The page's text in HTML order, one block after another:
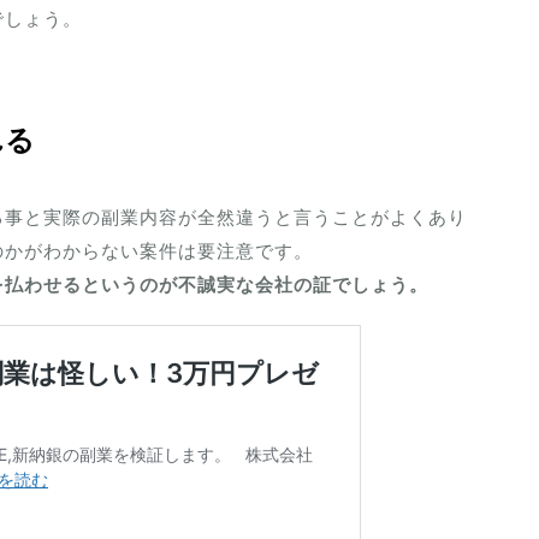
ょう。
と実際の副業内容が全然違うと言うことがよくあり
がわからない案件は要注意です。
わせるというのが不誠実な会社の証でしょう。